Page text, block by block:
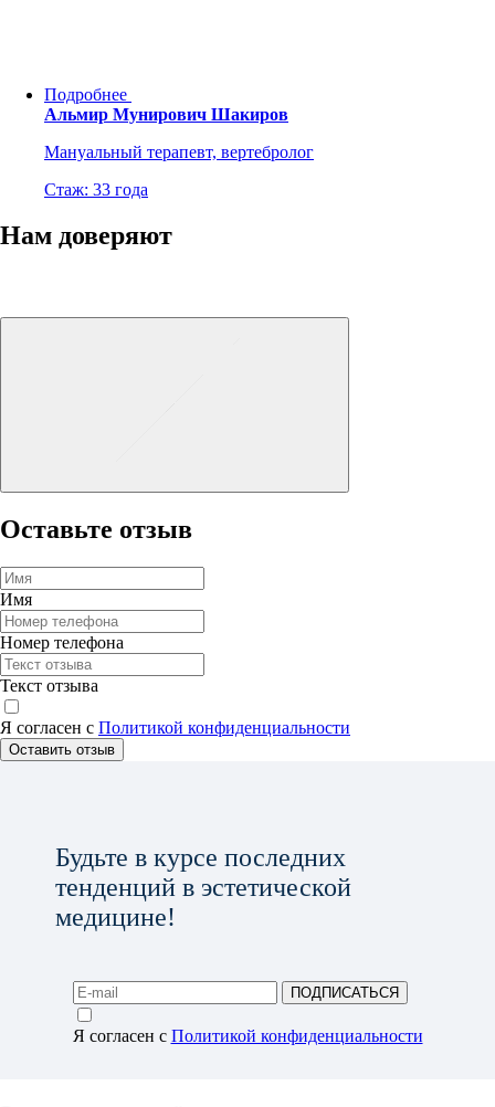
Подробнее
Альмир Мунирович Шакиров
Мануальный терапевт, вертебролог
Стаж: 33 года
Нам доверяют
Оставьте отзыв
Имя
Номер телефона
Текст отзыва
Я согласен с Политикой конфиденциальности
Оставить отзыв
Будьте в курсе последних
тенденций в эстетической
медицине!
ПОДПИСАТЬСЯ
Я согласен с Политикой конфиденциальности